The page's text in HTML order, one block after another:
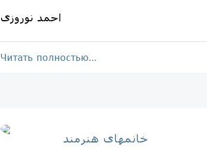
احمد نوروزی
Читать полностью…
خانمهای هنرمند